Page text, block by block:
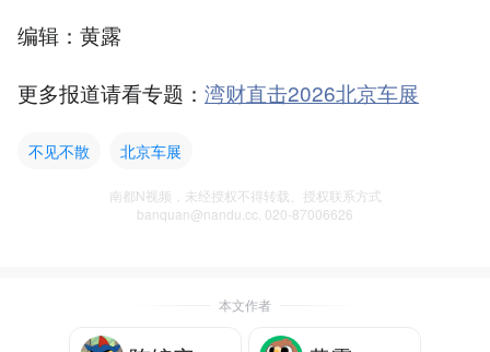
编辑：黄露
更多报道请看专题： 湾财直击2026北京车展
不见不散 北京车展
南都N视频，未经授权不得转载、授权联系方式
banquan@nandu.cc. 020-87006626
本文作者